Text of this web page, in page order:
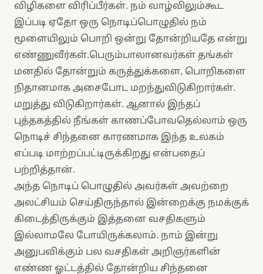
விழிகளை விரிப்பீர்கள். நம் வாழ்விலும்கூட
இப்படி ஏதோ ஒரு நொடிப்பொழுதில் நம்
மூளையிலும் பொறி ஒன்று தோன்றியதே என்று
எண்ணுவீர்கள்.பெரும்பாலானவர்கள் தங்கள்
மனதில் தோன்றும் கருத்துக்களை, பொறிகளை
நிதானமாக அசைபோட மறந்துவிடுகிறார்கள்.
மறுத்து விடுகிறார்கள். ஆனால் இந்தப்
புத்தகத்தில் நீங்கள் காணப்போவதெல்லாம் ஒரு
நொடிச் சிந்தனை காரணமாக இந்த உலகம்
எப்படி மாற்றப்பட்டிருக்கிறது என்பதைப்
பற்றித்தான்.
அந்த நொடிப் பொழுதில் அவர்கள் அவற்றை
அலட்சியம் செய்திருந்தால் இன்றைக்கு நமக்குக்
கிடைத்திருக்கும் இத்தனை வசதிகளும்
இல்லாமலே போயிருக்கலாம். நாம் இன்று
அனுபவிக்கும் பல வசதிகள் அறிஞர்களின்
எண்ண ஓட்டத்தில் தோன்றிய சிந்தனை